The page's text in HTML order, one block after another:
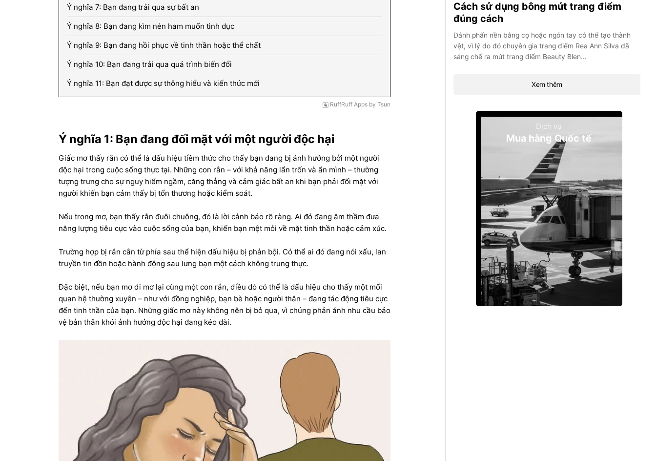
Ý nghĩa 7: Bạn đang trải qua sự bất an
Ý nghĩa 8: Bạn đang kìm nén ham muốn tình dục
Ý nghĩa 9: Bạn đang hồi phục về tinh thần hoặc thể chất
Ý nghĩa 10: Bạn đang trải qua quá trình biến đổi
Ý nghĩa 11: Bạn đạt được sự thông hiểu và kiến thức mới
RuffRuff Apps by Tsun
Ý nghĩa 1: Bạn đang đối mặt với một người độc hại
Giấc mơ thấy rắn có thể là dấu hiệu tiềm thức cho thấy bạn đang bị ảnh hưởng bởi một người
độc hại trong cuộc sống thực tại. Những con rắn – với khả năng lẩn trốn và ẩn mình – thường
tượng trưng cho sự nguy hiểm ngầm, căng thẳng và cảm giác bất an khi bạn phải đối mặt với
người khiến bạn cảm thấy bị tổn thương hoặc kiểm soát.
Nếu trong mơ, bạn thấy rắn đuôi chuông, đó là lời cảnh báo rõ ràng. Ai đó đang âm thầm đưa
năng lượng tiêu cực vào cuộc sống của bạn, khiến bạn mệt mỏi về mặt tinh thần hoặc cảm xúc.
Trường hợp bị rắn cắn từ phía sau thể hiện dấu hiệu bị phản bội. Có thể ai đó đang nói xấu, lan
truyền tin đồn hoặc hành động sau lưng bạn một cách không trung thực.
Đặc biệt, nếu bạn mơ đi mơ lại cùng một con rắn, điều đó có thể là dấu hiệu cho thấy một mối
quan hệ thường xuyên – như với đồng nghiệp, bạn bè hoặc người thân – đang tác động tiêu cực
đến tinh thần của bạn. Những giấc mơ này không nên bị bỏ qua, vì chúng phản ánh nhu cầu bảo
vệ bản thân khỏi ảnh hưởng độc hại đang kéo dài.
Cách sử dụng bông mút trang điểm
đúng cách
Đánh phấn nền bằng cọ hoặc ngón tay có thể tạo thành
vệt, vì lý do đó chuyên gia trang điểm Rea Ann Silva đã
sáng chế ra mút trang điểm Beauty Blen...
Xem thêm
Dịch vụ
Mua hàng Quốc tế